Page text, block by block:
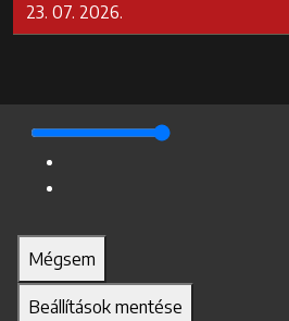
23. 07. 2026.
Mégsem
Beállítások mentése